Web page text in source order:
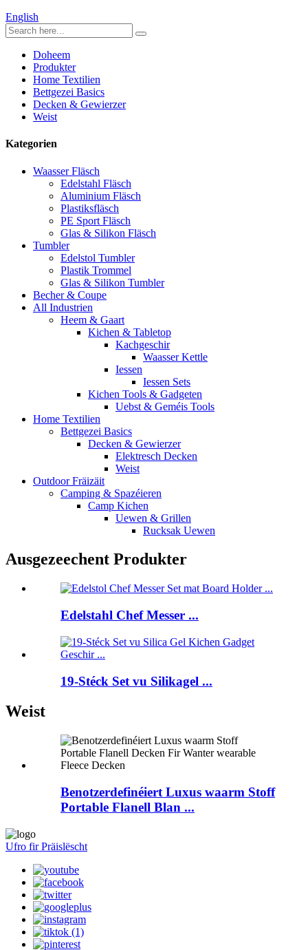
English
Doheem
Produkter
Home Textilien
Bettgezei Basics
Decken & Gewierzer
Weist
Kategorien
Waasser Fläsch
Edelstahl Fläsch
Aluminium Fläsch
Plastiksfläsch
PE Sport Fläsch
Glas & Silikon Fläsch
Tumbler
Edelstol Tumbler
Plastik Trommel
Glas & Silikon Tumbler
Becher & Coupe
All Industrien
Heem & Gaart
Kichen & Tabletop
Kachgeschir
Waasser Kettle
Iessen
Iessen Sets
Kichen Tools & Gadgeten
Uebst & Geméis Tools
Home Textilien
Bettgezei Basics
Decken & Gewierzer
Elektresch Decken
Weist
Outdoor Fräizäit
Camping & Spazéieren
Camp Kichen
Uewen & Grillen
Rucksak Uewen
Ausgezeechent Produkter
Edelstahl Chef Messer ...
19-Stéck Set vu Silikagel ...
Weist
Benotzerdefinéiert Luxus waarm Stoff
Portable Flanell Blan ...
Ufro fir Präislëscht